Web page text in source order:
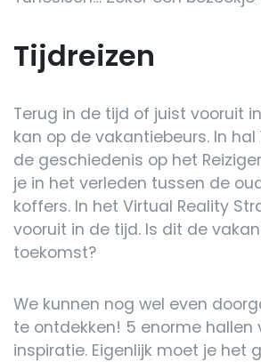
Tijdreizen
Terug in de tijd of juist vooruit
kan op de vakantiebeurs. In hal
de geschiedenis op het
je in het verleden tussen de
koffers. In het Virtual Reality
vooruit in de tijd. Is dit de
toekomst?
We kunnen nog wel even
te ontdekken! 5 enorme hallen
inspiratie. Eigenlijk moet je het